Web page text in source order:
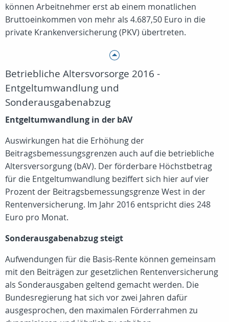
können Arbeitnehmer erst ab einem monatlichen
Bruttoeinkommen von mehr als 4.687,50 Euro in die
private Krankenversicherung (PKV) übertreten.
Betriebliche Altersvorsorge 2016 -
Entgeltumwandlung und
Sonderausgabenabzug
Entgeltumwandlung in der bAV
Auswirkungen hat die Erhöhung der
Beitragsbemessungsgrenzen auch auf die betriebliche
Altersversorgung (bAV). Der förderbare Höchstbetrag
für die Entgeltumwandlung beziffert sich hier auf vier
Prozent der Beitragsbemessungsgrenze West in der
Rentenversicherung. Im Jahr 2016 entspricht dies 248
Euro pro Monat.
Sonderausgabenabzug steigt
Aufwendungen für die Basis-Rente können gemeinsam
mit den Beiträgen zur gesetzlichen Rentenversicherung
als Sonderausgaben geltend gemacht werden. Die
Bundesregierung hat sich vor zwei Jahren dafür
ausgesprochen, den maximalen Förderrahmen zu